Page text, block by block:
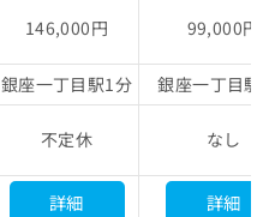
146,000円 99,000円
銀座一丁目駅1分 銀座一丁目駅
不定休 なし
詳細 詳細